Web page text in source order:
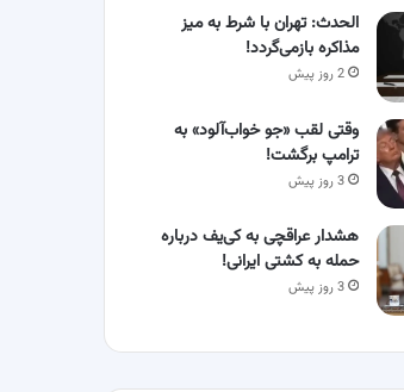
الحدث: تهران با شرط به میز
مذاکره بازمی‌گردد!
2 روز پیش
وقتی لقب «جو خواب‌آلود» به
ترامپ برگشت!
3 روز پیش
هشدار عراقچی به کی‌یف درباره
حمله به کشتی ایرانی!
3 روز پیش